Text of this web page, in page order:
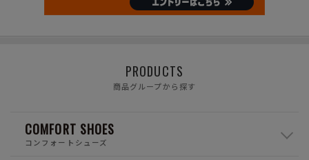
PRODUCTS
商品グループから探す
COMFORT SHOES
コンフォートシューズ